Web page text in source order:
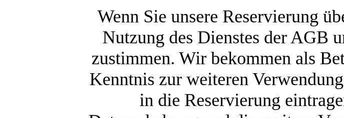
Wenn Sie unsere Reservierung
Nutzung des Dienstes der AGB
zustimmen. Wir bekommen als
Kenntnis zur weiteren
in die Reservierung